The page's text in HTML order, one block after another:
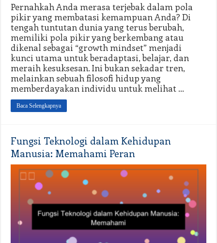
Pernahkah Anda merasa terjebak dalam pola
pikir yang membatasi kemampuan Anda? Di
tengah tuntutan dunia yang terus berubah,
memiliki pola pikir yang berkembang atau
dikenal sebagai “growth mindset” menjadi
kunci utama untuk beradaptasi, belajar, dan
meraih kesuksesan. Ini bukan sekadar tren,
melainkan sebuah filosofi hidup yang
memberdayakan individu untuk melihat …
Baca Selengkapnya
Fungsi Teknologi dalam Kehidupan
Manusia: Memahami Peran